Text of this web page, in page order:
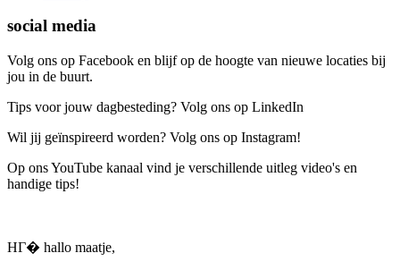
social media
Volg ons op Facebook en blijf op de hoogte van nieuwe locaties bij
jou in de buurt.
Tips voor jouw dagbesteding? Volg ons op LinkedIn
Wil jij geïnspireerd worden? Volg ons op Instagram!
Op ons YouTube kanaal vind je verschillende uitleg video's en
handige tips!
HГ� hallo maatje,